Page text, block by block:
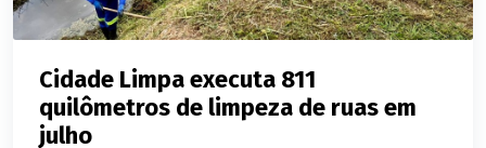
Cidade Limpa executa 811
quilômetros de limpeza de ruas em
julho